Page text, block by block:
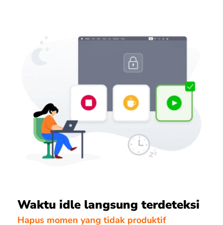
Waktu idle langsung terdeteksi
Hapus momen yang tidak produktif